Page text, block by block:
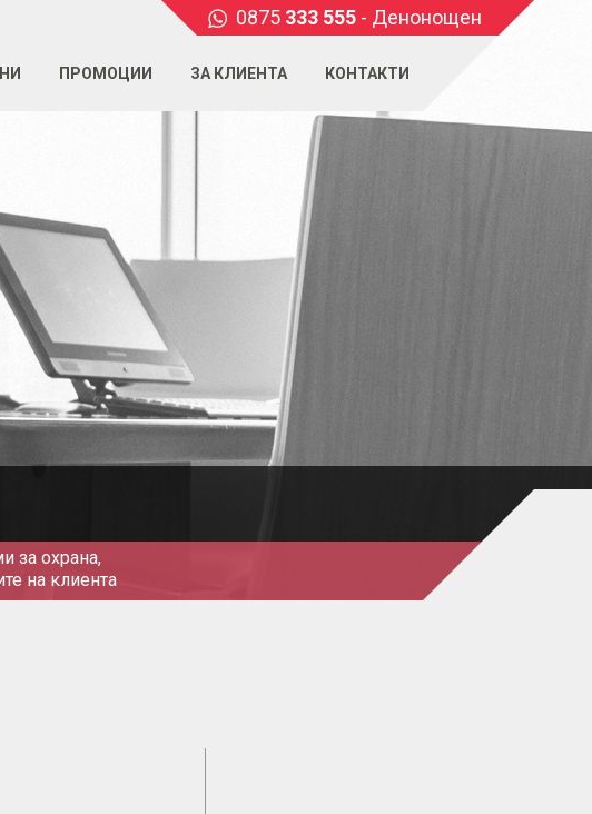
0875 333 555 - Денонощен
ПРОМОЦИИ ЗА КЛИЕНТА
КОНТАКТИ
за охрана,
на клиента